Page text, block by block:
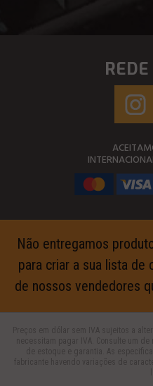
Não entregamos
para criar a sua lista de
de nossos vendedores